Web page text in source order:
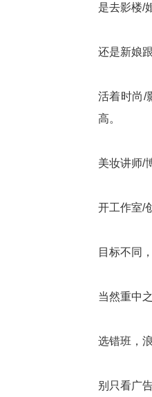
是去影楼/
还是新娘
活着时尚/
高。
美妆讲师/
开工作室/
目标不同
当然重中
选错班，
别只看广